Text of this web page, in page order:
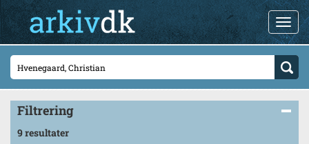
Filtrering
9 resultater